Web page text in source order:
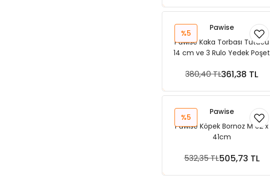
%5
Pawise
Pawise Kaka Torbası Tutucu
14 cm ve 3 Rulo Yedek Poşet
380,40 TL361,38 TL
Sepete Ekle
%5
Pawise
Pawise Köpek Bornoz M 62 x
41cm
532,35 TL505,73 TL
Sepete Ekle